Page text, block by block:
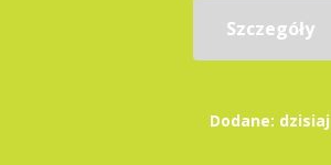
Szczegóły
Dodane: dzisiaj